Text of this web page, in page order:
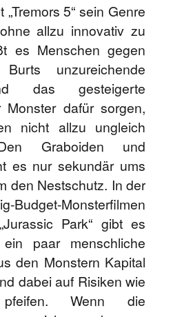
5“ sein Genre
allzu innovativ zu
es Menschen gegen
unzureichende
das gesteigerte
Monster dafür sorgen,
nicht allzu ungleich
Graboiden und
es nur sekundär ums
den Nestschutz. In der
Monsterfilmen
Park“ gibt es
paar menschliche
den Monstern Kapital
dabei auf Risiken wie
pfeifen. Wenn die